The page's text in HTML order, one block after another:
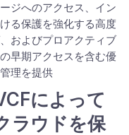
ジへのアクセス、イン
る保護を強化する高度
およびプロアクティブ
早期アクセスを含む優
理を提供
によって
ラウドを保